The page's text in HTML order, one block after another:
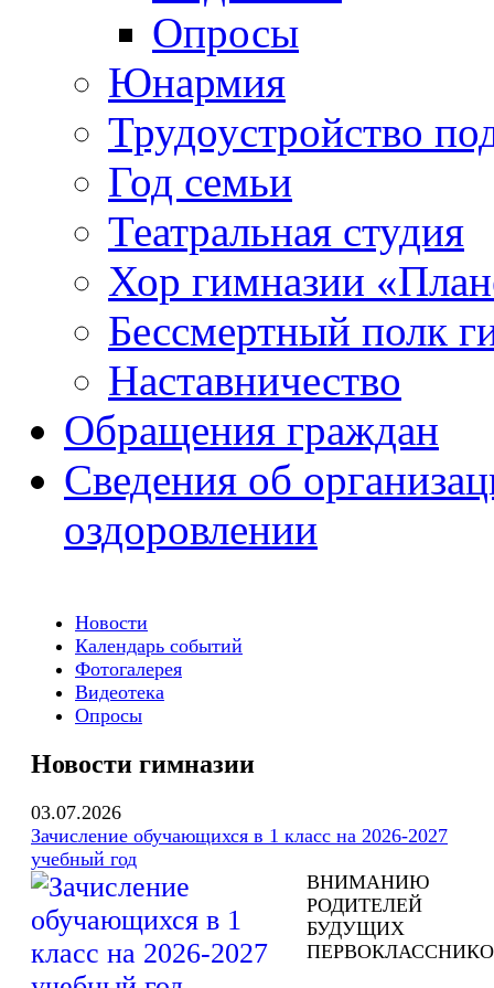
Опросы
Юнармия
Трудоустройство
Год семьи
Театральная студия
Хор гимназии
Бессмертный полк
Наставничество
Обращения граждан
Сведения об
оздоровлении
Новости
Календарь событий
Фотогалерея
Видеотека
Опросы
Новости гимназии
03.07.2026
Зачисление обучающихся в 1 класс на 2026-2027
учебный год
ВНИМАНИЮ
РОДИТЕЛЕЙ
БУДУЩИХ